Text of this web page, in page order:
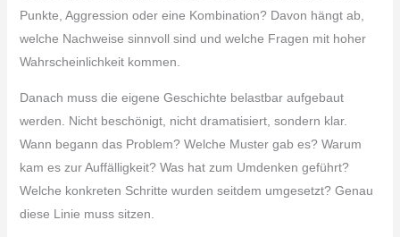
Punkte, Aggression oder eine Kombination? Davon hängt ab,
welche Nachweise sinnvoll sind und welche Fragen mit hoher
Wahrscheinlichkeit kommen.
Danach muss die eigene Geschichte belastbar aufgebaut
werden. Nicht beschönigt, nicht dramatisiert, sondern klar.
Wann begann das Problem? Welche Muster gab es? Warum
kam es zur Auffälligkeit? Was hat zum Umdenken geführt?
Welche konkreten Schritte wurden seitdem umgesetzt? Genau
diese Linie muss sitzen.